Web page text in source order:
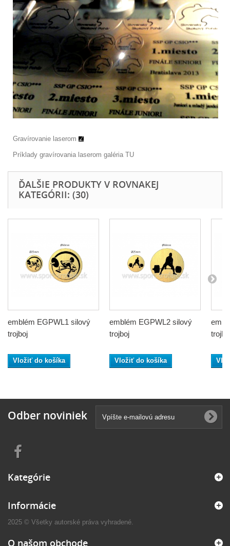
Gravírovanie laserom
Príklady gravírovania laserom galéria TU
ĎALŠIE PRODUKTY V ROVNAKEJ
KATEGÓRII: (30)
emblém EGPWL1 silový
trojboj
Vložiť do košíka
emblém EGPWL2 silový
trojboj
Vložiť do košíka
Odber noviniek
Kategórie
Informácie
2025 © Všetky autorské práva vyhradené.
O našom obchode